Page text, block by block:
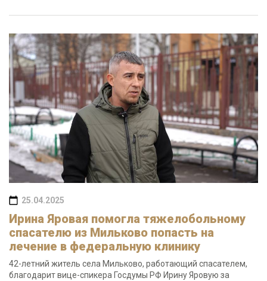
25.04.2025
Ирина Яровая помогла тяжелобольному
спасателю из Мильково попасть на
лечение в федеральную клинику
42-летний житель села Мильково, работающий спасателем,
благодарит вице-спикера Госдумы РФ Ирину Яровую за